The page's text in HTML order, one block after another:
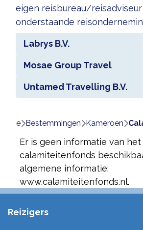
eigen reisbureau/
onderstaande
Labrys B.V.
Mosae Group Travel
Untamed Travelling B.V.
bestemmingen kameroen
Er is geen informatie van het
calamiteitenfonds
algemene informatie:
www.calamiteitenfonds.nl.
Reizigers